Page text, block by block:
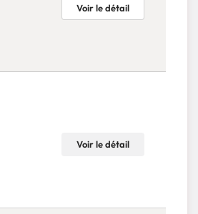
Voir le détail
Voir le détail